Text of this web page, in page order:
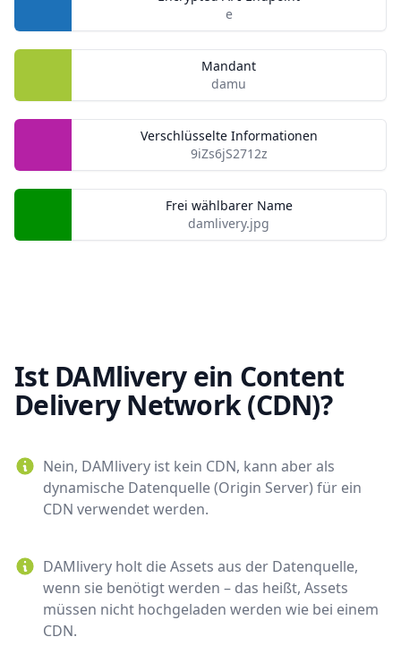
e
Mandant
damu
Verschlüsselte Informationen
9iZs6jS2712z
Frei wählbarer Name
damlivery.jpg
Ist DAMlivery ein Content
Delivery Network (CDN)?
Nein, DAMlivery ist kein CDN, kann aber als
dynamische Datenquelle (Origin Server) für ein
CDN verwendet werden.
DAMlivery holt die Assets aus der Datenquelle,
wenn sie benötigt werden – das heißt, Assets
müssen nicht hochgeladen werden wie bei einem
CDN.